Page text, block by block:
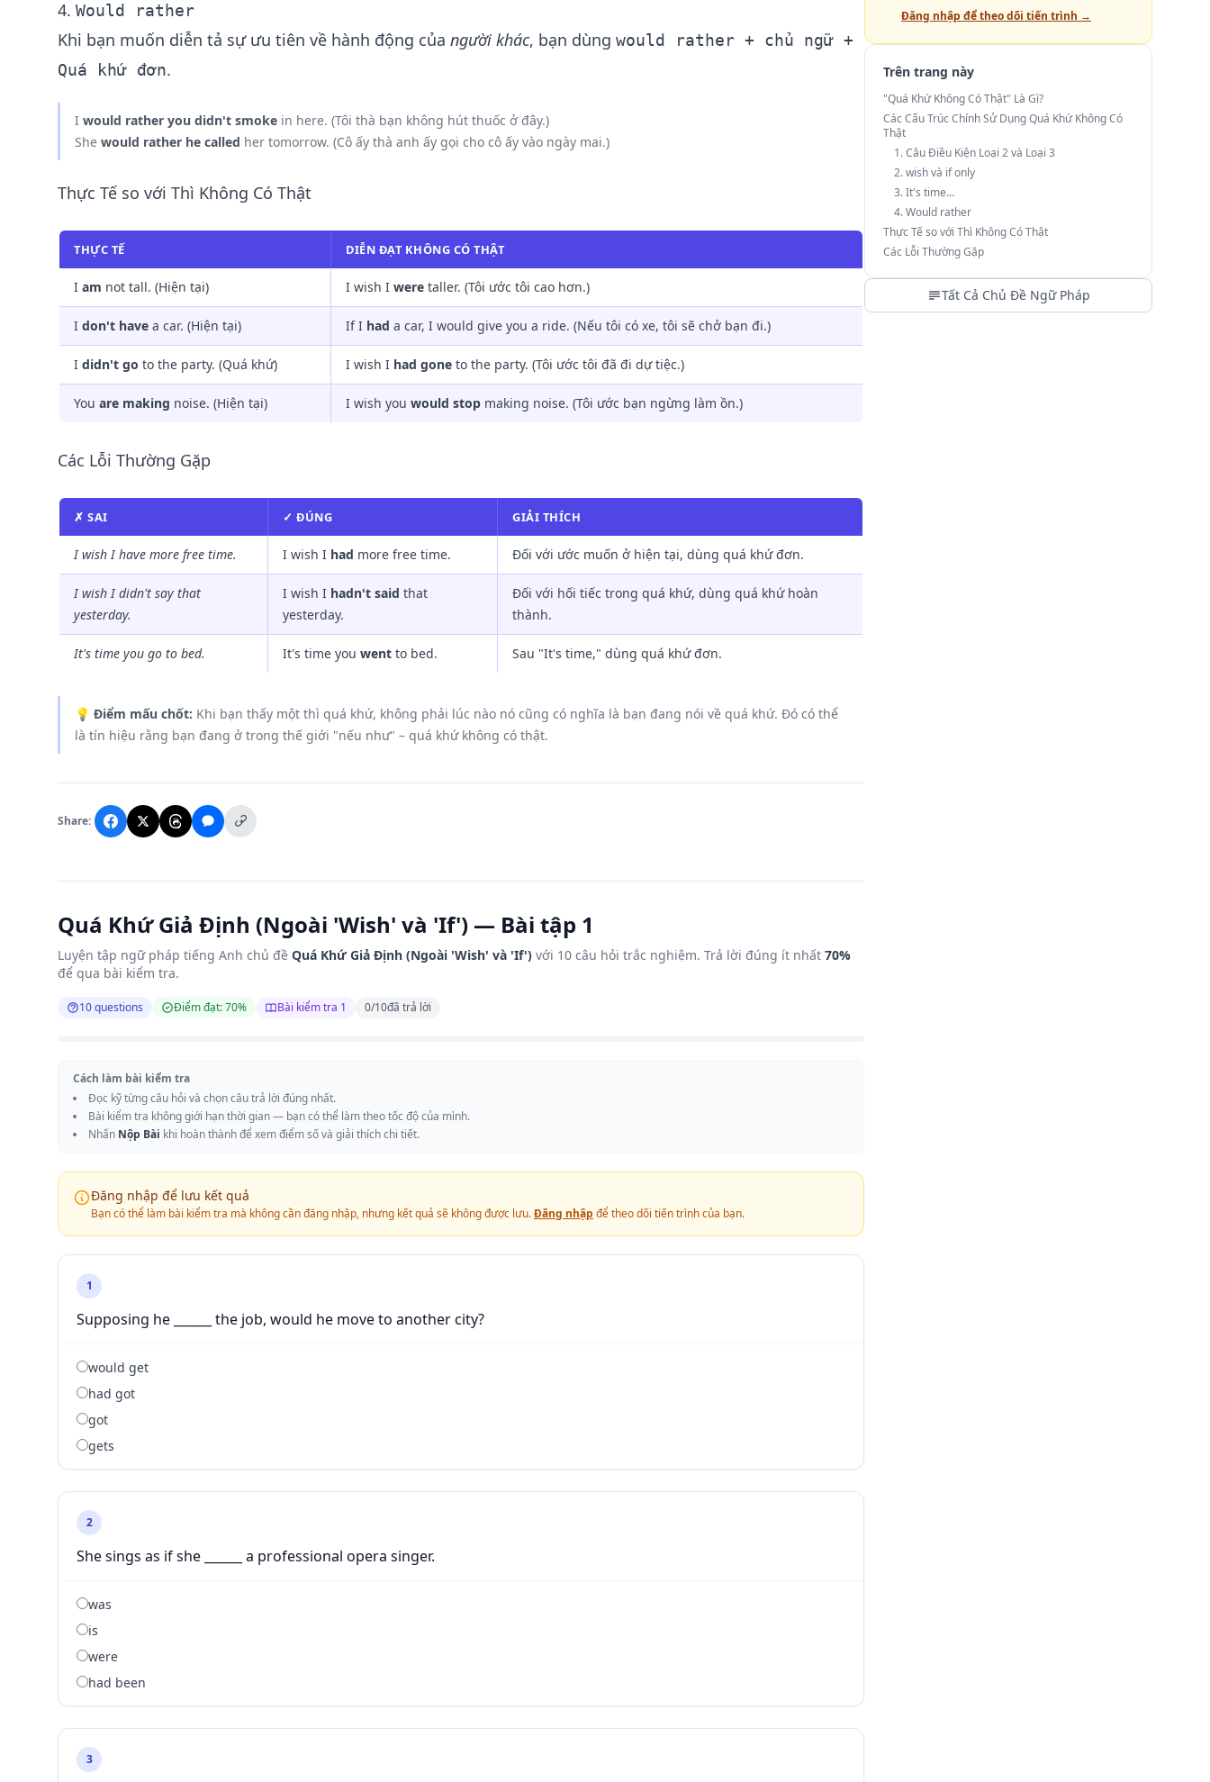
4. Would rather
Khi bạn muốn diễn tả sự ưu tiên về hành động của người khác, bạn dùng would rather + chủ ngữ +
Quá khứ đơn.
I would rather you didn't smoke in here. (Tôi thà bạn không hút thuốc ở đây.)
She would rather he called her tomorrow. (Cô ấy thà anh ấy gọi cho cô ấy vào ngày mai.)
Thực Tế so với Thì Không Có Thật
THỰC TẾ DIỄN ĐẠT KHÔNG CÓ THẬT
I am not tall. (Hiện tại) I wish I were taller. (Tôi ước tôi cao hơn.)
I don't have a car. (Hiện tại) If I had a car, I would give you a ride. (Nếu tôi có xe, tôi sẽ chở bạn đi.)
I didn't go to the party. (Quá khứ) I wish I had gone to the party. (Tôi ước tôi đã đi dự tiệc.)
You are making noise. (Hiện tại) I wish you would stop making noise. (Tôi ước bạn ngừng làm ồn.)
Các Lỗi Thường Gặp
✗ SAI ✓ ĐÚNG GIẢI THÍCH
I wish I have more free time. I wish I had more free time. Đối với ước muốn ở hiện tại, dùng quá khứ đơn.
I wish I didn't say that
yesterday.
I wish I hadn't said that
yesterday.
Đối với hối tiếc trong quá khứ, dùng quá khứ hoàn
thành.
It's time you go to bed. It's time you went to bed. Sau "It's time," dùng quá khứ đơn.
💡 Điểm mấu chốt: Khi bạn thấy một thì quá khứ, không phải lúc nào nó cũng có nghĩa là bạn đang nói về quá khứ. Đó có thể
là tín hiệu rằng bạn đang ở trong thế giới "nếu như" – quá khứ không có thật.
Share:
Quá Khứ Giả Định (Ngoài 'Wish' và 'If') — Bài tập 1
Luyện tập ngữ pháp tiếng Anh chủ đề Quá Khứ Giả Định (Ngoài 'Wish' và 'If') với 10 câu hỏi trắc nghiệm. Trả lời đúng ít nhất 70%
để qua bài kiểm tra.
10 questions Điểm đạt: 70% Bài kiểm tra 1 0/10đã trả lời
Cách làm bài kiểm tra
Đọc kỹ từng câu hỏi và chọn câu trả lời đúng nhất.
Bài kiểm tra không giới hạn thời gian — bạn có thể làm theo tốc độ của mình.
Nhấn Nộp Bài khi hoàn thành để xem điểm số và giải thích chi tiết.
Đăng nhập để lưu kết quả
Bạn có thể làm bài kiểm tra mà không cần đăng nhập, nhưng kết quả sẽ không được lưu.Đăng nhập để theo dõi tiến trình của bạn.
1
Supposing he ______ the job, would he move to another city?
would get
had got
got
gets
2
She sings as if she ______ a professional opera singer.
was
is
were
had been
3
Đăng nhập để theo dõi tiến trình →
Trên trang này
"Quá Khứ Không Có Thật" Là Gì?
Các Cấu Trúc Chính Sử Dụng Quá Khứ Không Có
Thật
1. Câu Điều Kiện Loại 2 và Loại 3
2. wish và if only
3. It's time...
4. Would rather
Thực Tế so với Thì Không Có Thật
Các Lỗi Thường Gặp
Tất Cả Chủ Đề Ngữ Pháp